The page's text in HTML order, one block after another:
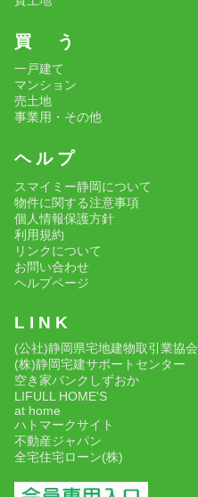
買 う
一戸建て
マンション
売土地
事業用・その他
ヘ ル プ
スマイミー静岡について
物件に関する注意事項
個人情報保護方針
利用規約
リンクについて
お問い合わせ
ヘルプページ
L I N K
(公社)静岡県宅地建物取引業協会
(株)静岡宅建サポートセンター
空き家バンクしずおか
LIFULL HOME'S
at home
ハトマークサイト
不動産ジャパン
全宅住宅ローン(株)